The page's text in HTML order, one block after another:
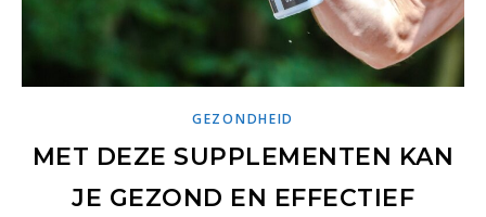
GEZONDHEID
MET DEZE SUPPLEMENTEN KAN
JE GEZOND EN EFFECTIEF